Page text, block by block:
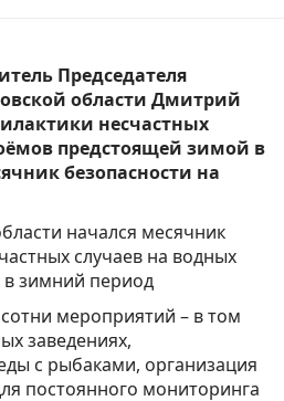
Председателя
области Дмитрий
несчастных
предстоящей зимой в
безопасности на
мероприятий – в том
заведениях,
с рыбаками, организация
постоянного мониторинга